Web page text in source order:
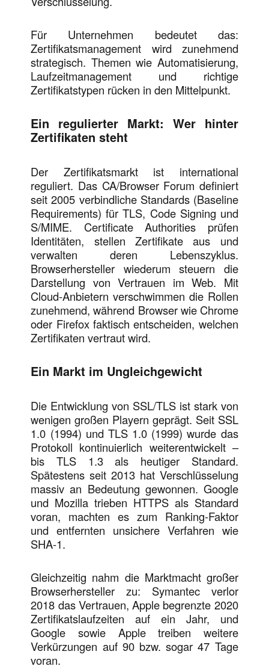
Für Unternehmen bedeutet das:
Zertifikatsmanagement wird zunehmend
strategisch. Themen wie Automatisierung,
Laufzeitmanagement und richtige
Zertifikatstypen rücken in den Mittelpunkt.
Ein regulierter Markt: Wer hinter
Zertifikaten steht
Der Zertifikatsmarkt ist international
reguliert. Das CA/Browser Forum definiert
seit 2005 verbindliche Standards (Baseline
Requirements) für TLS, Code Signing und
S/MIME. Certificate Authorities prüfen
Identitäten, stellen Zertifikate aus und
verwalten deren Lebenszyklus.
Browserhersteller wiederum steuern die
Darstellung von Vertrauen im Web. Mit
Cloud-Anbietern verschwimmen die Rollen
zunehmend, während Browser wie Chrome
oder Firefox faktisch entscheiden, welchen
Zertifikaten vertraut wird.
Ein Markt im Ungleichgewicht
Die Entwicklung von SSL/TLS ist stark von
wenigen großen Playern geprägt. Seit SSL
1.0 (1994) und TLS 1.0 (1999) wurde das
Protokoll kontinuierlich weiterentwickelt –
bis TLS 1.3 als heutiger Standard.
Spätestens seit 2013 hat Verschlüsselung
massiv an Bedeutung gewonnen. Google
und Mozilla trieben HTTPS als Standard
voran, machten es zum Ranking-Faktor
und entfernten unsichere Verfahren wie
SHA-1.
Gleichzeitig nahm die Marktmacht großer
Browserhersteller zu: Symantec verlor
2018 das Vertrauen, Apple begrenzte 2020
Zertifikatslaufzeiten auf ein Jahr, und
Google sowie Apple treiben weitere
Verkürzungen auf 90 bzw. sogar 47 Tage
voran.